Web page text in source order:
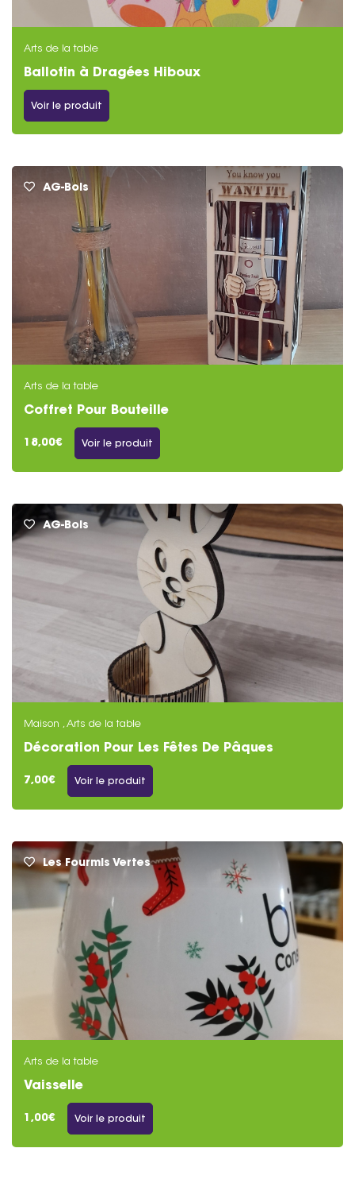
Arts de la table
Ballotin à Dragées Hiboux
Voir le produit
AG-Bois
Arts de la table
Coffret Pour Bouteille
18,00€ Voir le produit
AG-Bois
Maison , Arts de la table
Décoration Pour Les Fêtes De Pâques
7,00€ Voir le produit
Les Fourmis Vertes
Arts de la table
Vaisselle
1,00€ Voir le produit